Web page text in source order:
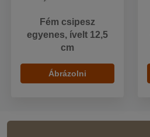
Fém csipesz
egyenes, ívelt 12,5
cm
Ábrázolni